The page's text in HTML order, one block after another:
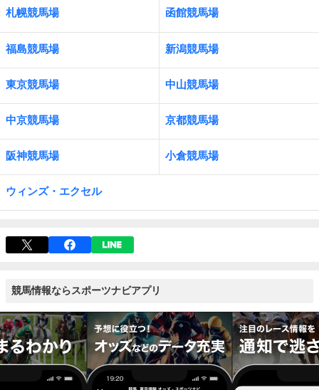
札幌競馬場 函館競馬場
福島競馬場 新潟競馬場
東京競馬場 中山競馬場
中京競馬場 京都競馬場
阪神競馬場 小倉競馬場
ウィンズ・エクセル
競馬情報ならスポーツナビアプリ